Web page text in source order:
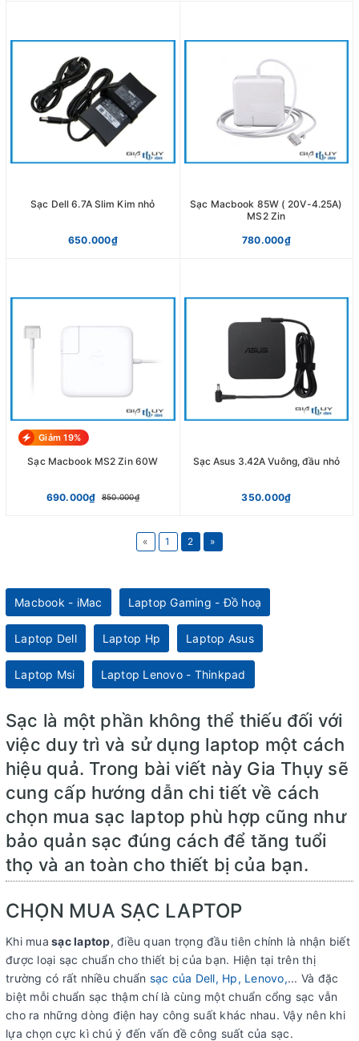
Sạc Dell 6.7A Slim Kim nhỏ
650.000₫
Sạc Macbook 85W ( 20V-4.25A)
MS2 Zin
780.000₫
Giảm 19%
Sạc Macbook MS2 Zin 60W
690.000₫ 850.000₫
Sạc Asus 3.42A Vuông, đầu nhỏ
350.000₫
« 1 2 »
Macbook - iMac Laptop Gaming - Đồ hoạ
Laptop Dell Laptop Hp Laptop Asus
Laptop Msi Laptop Lenovo - Thinkpad
Sạc là một phần không thể thiếu đối với
việc duy trì và sử dụng laptop một cách
hiệu quả. Trong bài viết này Gia Thụy sẽ
cung cấp hướng dẫn chi tiết về cách
chọn mua sạc laptop phù hợp cũng như
bảo quản sạc đúng cách để tăng tuổi
thọ và an toàn cho thiết bị của bạn.
CHỌN MUA SẠC LAPTOP
Khi mua sạc laptop, điều quan trọng đầu tiên chính là nhận biết
được loại sạc chuẩn cho thiết bị của bạn. Hiện tại trên thị
trường có rất nhiều chuẩn sạc của Dell, Hp, Lenovo,... Và đặc
biệt mỗi chuẩn sạc thậm chí là cùng một chuẩn cổng sạc vẫn
cho ra những dòng điện hay công suất khác nhau. Vậy nên khi
lựa chọn cực kì chú ý đến vấn đề công suất của sạc.